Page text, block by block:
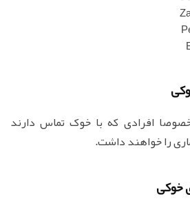
افرادی که با خوک تماس دارند
را خواهند داشت.
خوکی